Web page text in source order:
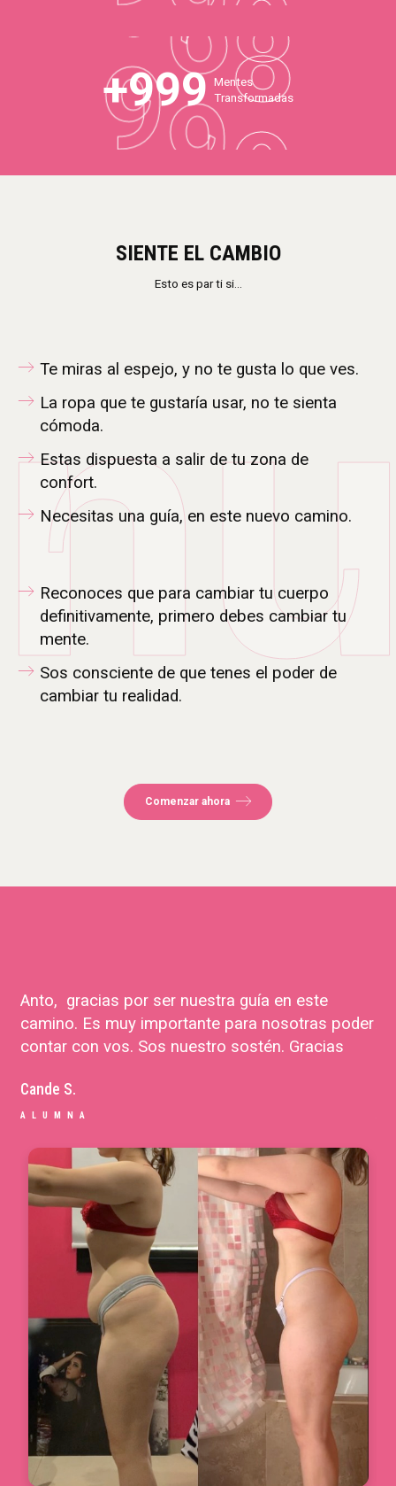
999
+999 Mentes
Transformadas
SIENTE EL CAMBIO
Esto es par ti si…
Te miras al espejo, y no te gusta lo que ves.
La ropa que te gustaría usar, no te sienta
cómoda.
Estas dispuesta a salir de tu zona de
confort.
Necesitas una guía, en este nuevo camino.
Reconoces que para cambiar tu cuerpo
definitivamente, primero debes cambiar tu
mente.
Sos consciente de que tenes el poder de
cambiar tu realidad.
Comenzar ahora
Anto, gracias por ser nuestra guía en este
camino. Es muy importante para nosotras poder
contar con vos. Sos nuestro sostén. Gracias
Cande S.
ALUMNA